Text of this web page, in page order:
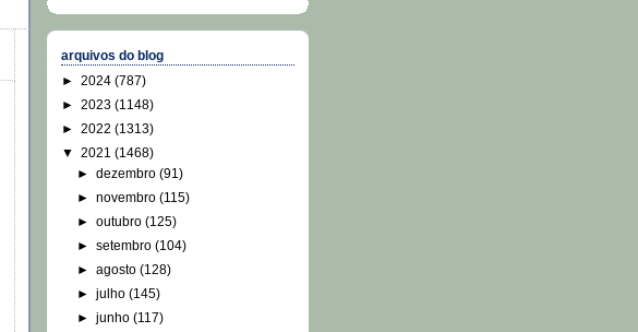
arquivos do blog
► 2024 (787)
► 2023 (1148)
► 2022 (1313)
▼ 2021 (1468)
►dezembro(91)
►novembro(115)
►outubro(125)
►setembro(104)
►agosto(128)
►julho(145)
►junho(117)